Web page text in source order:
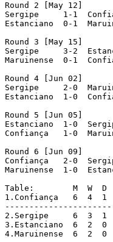
Round 2 [May 12]
Sergipe     1-1
Estanciano  0-1
Round 3 [May 15]
Sergipe     3-2
Maruinense  0-1
Round 4 [Jun 02]
Sergipe     2-0
Estanciano  1-0
Round 5 [Jun 05]
Estanciano  1-0
Confiança   1-0
Round 6 [Jun 09]
Confiança   2-0
Maruinense  1-0
Table:        M  W  D
1.Confiança   6  4  1
2.Sergipe     6  3
3.Estanciano  6  2
4.Maruinense  6  2